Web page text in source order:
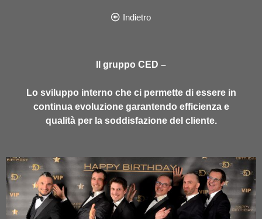
Indietro
Il gruppo CED –
Lo sviluppo interno che ci permette di essere in
continua evoluzione garantendo efficienza e
qualità per la soddisfazione del cliente.